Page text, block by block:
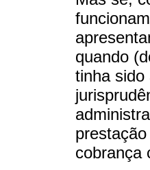
quando
tinha sido
cobrança